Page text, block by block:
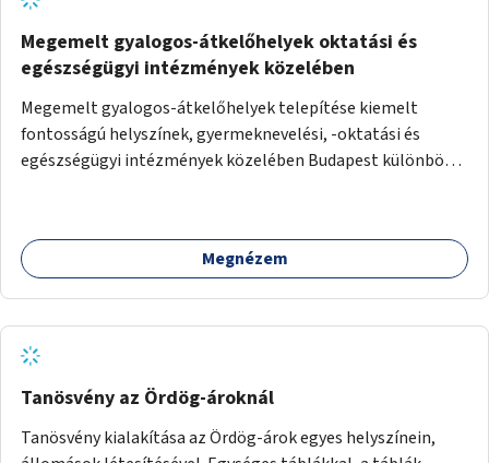
Megemelt gyalogos-átkelőhelyek oktatási és
egészségügyi intézmények közelében
Megemelt gyalogos-átkelőhelyek telepítése kiemelt
fontosságú helyszínek, gyermeknevelési, -oktatási és
egészségügyi intézmények közelében Budapest különböző
Megnézem
Tanösvény az Ördög-ároknál
Tanösvény kialakítása az Ördög-árok egyes helyszínein,